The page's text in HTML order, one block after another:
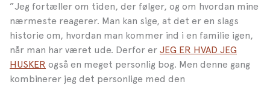
”Jeg fortæller om tiden, der følger, og om hvordan mine
nærmeste reagerer. Man kan sige, at det er en slags
historie om, hvordan man kommer ind i en familie igen,
når man har været ude. Derfor er JEG ER HVAD JEG
HUSKER også en meget personlig bog. Men denne gang
kombinerer jeg det personlige med den